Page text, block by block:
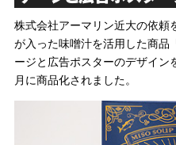
株式会社アーマリン近大の依頼
が入った味噌汁を活用した商品
ージと広告ポスターのデザイン
月に商品化されました。